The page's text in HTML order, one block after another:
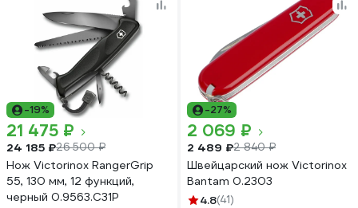
-19%
21 475 ₽
24 185 ₽26 500 ₽
Нож Victorinox RangerGrip
55, 130 мм, 12 функций,
черный 0.9563.C31P
-27%
2 069 ₽
2 489 ₽2 840 ₽
Швейцарский нож Victorinox
Bantam 0.2303
4.8(41)